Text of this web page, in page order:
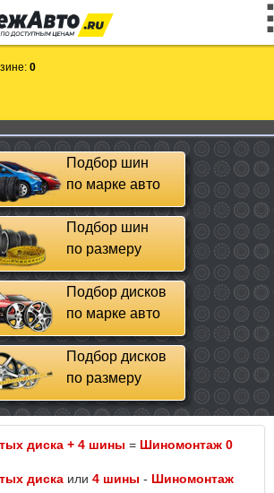
0
Подбор шин
по марке авто
Подбор шин
по размеру
Подбор дисков
по марке авто
Подбор дисков
по размеру
диска + 4 шины = Шиномонтаж 0
диска или 4 шины - Шиномонтаж